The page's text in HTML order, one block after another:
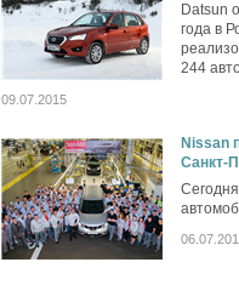
Datsun
года в
244
09.07.2015
Nissan
Санкт-